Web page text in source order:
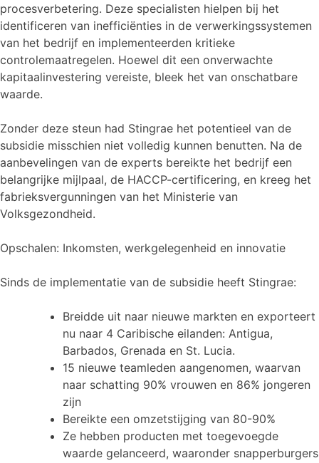
procesverbetering. Deze specialisten hielpen bij het
identificeren van inefficiënties in de verwerkingssystemen
van het bedrijf en implementeerden kritieke
controlemaatregelen. Hoewel dit een onverwachte
kapitaalinvestering vereiste, bleek het van onschatbare
waarde.
Zonder deze steun had Stingrae het potentieel van de
subsidie misschien niet volledig kunnen benutten. Na de
aanbevelingen van de experts bereikte het bedrijf een
belangrijke mijlpaal, de HACCP-certificering, en kreeg het
fabrieksvergunningen van het Ministerie van
Volksgezondheid.
Opschalen: Inkomsten, werkgelegenheid en innovatie
Sinds de implementatie van de subsidie heeft Stingrae:
Breidde uit naar nieuwe markten en exporteert
nu naar 4 Caribische eilanden: Antigua,
Barbados, Grenada en St. Lucia.
15 nieuwe teamleden aangenomen, waarvan
naar schatting 90% vrouwen en 86% jongeren
zijn
Bereikte een omzetstijging van 80-90%
Ze hebben producten met toegevoegde
waarde gelanceerd, waaronder snapperburgers